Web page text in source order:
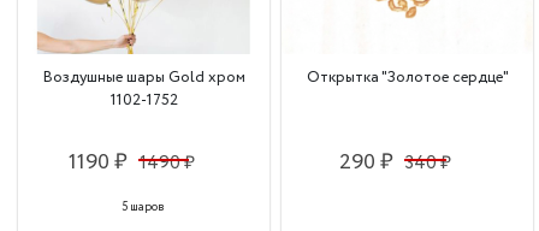
Воздушные шары Gold хром
1102-1752
1190 ₽ 1490 ₽
5 шаров
Открытка "Золотое сердце"
290 ₽ 340 ₽